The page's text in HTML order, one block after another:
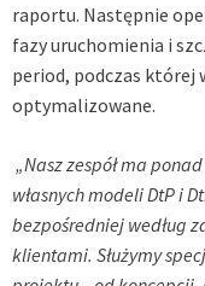
raportu. Następnie
fazy uruchomienia i
period, podczas której
optymalizowane.
„Nasz zespół ma
własnych modeli DtP i
bezpośredniej według
klientami. Służymy